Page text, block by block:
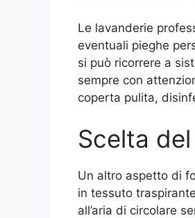
Le lavanderie
eventuali pieghe
si può ricorrere a
sempre con
coperta pulita,
Scelta
Un altro aspetto di
in tessuto
all’aria di circolare